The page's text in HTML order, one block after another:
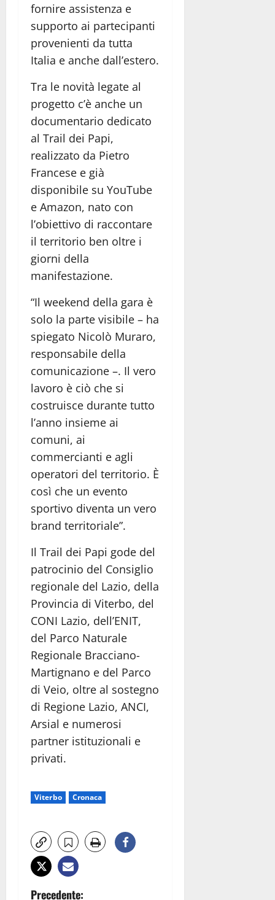
fornire assistenza e
supporto ai partecipanti
provenienti da tutta
Italia e anche dall’estero.
Tra le novità legate al
progetto c’è anche un
documentario dedicato
al Trail dei Papi,
realizzato da Pietro
Francese e già
disponibile su YouTube
e Amazon, nato con
l’obiettivo di raccontare
il territorio ben oltre i
giorni della
manifestazione.
“Il weekend della gara è
solo la parte visibile – ha
spiegato Nicolò Muraro,
responsabile della
comunicazione –. Il vero
lavoro è ciò che si
costruisce durante tutto
l’anno insieme ai
comuni, ai
commercianti e agli
operatori del territorio. È
così che un evento
sportivo diventa un vero
brand territoriale”.
Il Trail dei Papi gode del
patrocinio del Consiglio
regionale del Lazio, della
Provincia di Viterbo, del
CONI Lazio, dell’ENIT,
del Parco Naturale
Regionale Bracciano-
Martignano e del Parco
di Veio, oltre al sostegno
di Regione Lazio, ANCI,
Arsial e numerosi
partner istituzionali e
privati.
Viterbo Cronaca
Precedente: